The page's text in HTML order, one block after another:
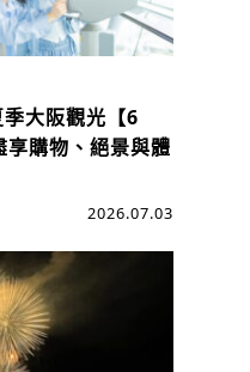
大阪觀光【6
購物、絕景與體
2026.07.03